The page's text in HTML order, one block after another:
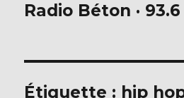
Radio Béton · 93.6
Étiquette : hip